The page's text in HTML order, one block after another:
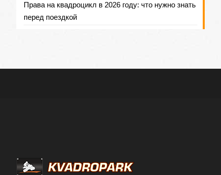
Права на квадроцикл в 2026 году: что нужно знать
перед поездкой